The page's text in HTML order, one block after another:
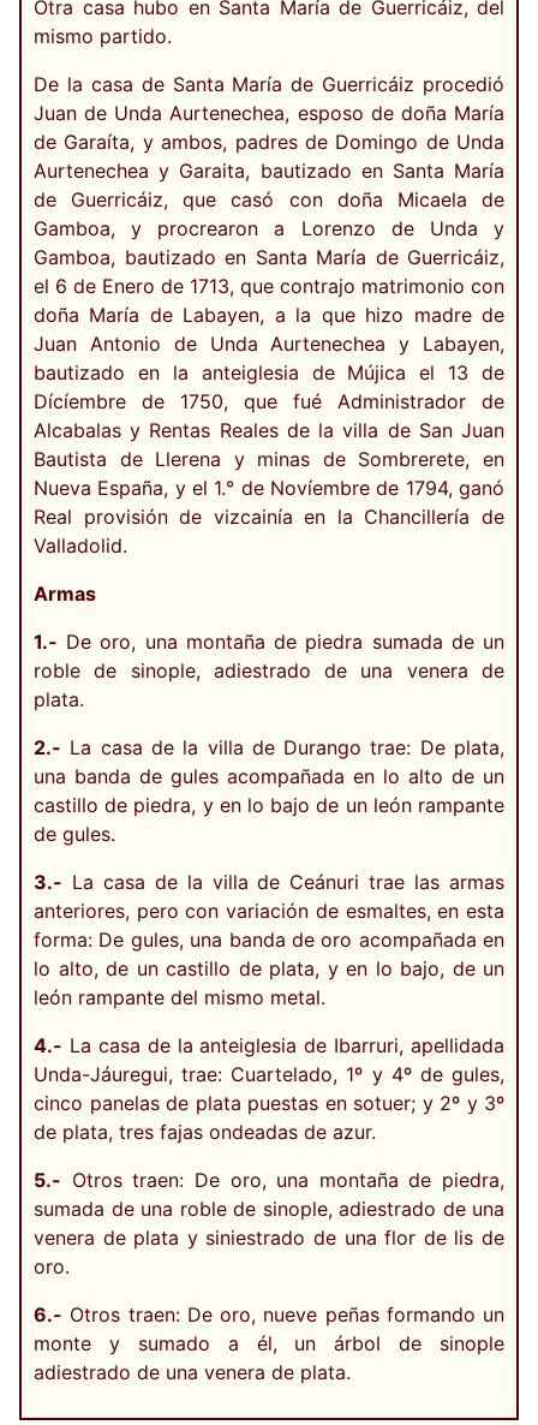
Otra casa hubo en Santa María de Guerricáiz, del
mismo partido.
De la casa de Santa María de Guerricáiz procedió
Juan de Unda Aurtenechea, esposo de doña María
de Garaíta, y ambos, padres de Domingo de Unda
Aurtenechea y Garaita, bautizado en Santa María
de Guerricáiz, que casó con doña Micaela de
Gamboa, y procrearon a Lorenzo de Unda y
Gamboa, bautizado en Santa María de Guerricáiz,
el 6 de Enero de 1713, que contrajo matrimonio con
doña María de Labayen, a la que hizo madre de
Juan Antonio de Unda Aurtenechea y Labayen,
bautizado en la anteiglesia de Mújica el 13 de
Dícíembre de 1750, que fué Administrador de
Alcabalas y Rentas Reales de la villa de San Juan
Bautista de Llerena y minas de Sombrerete, en
Nueva España, y el 1.° de Novíembre de 1794, ganó
Real provisión de vizcainía en la Chancillería de
Valladolid.
Armas
1.- De oro, una montaña de piedra sumada de un
roble de sinople, adiestrado de una venera de
plata.
2.- La casa de la villa de Durango trae: De plata,
una banda de gules acompañada en lo alto de un
castillo de piedra, y en lo bajo de un león rampante
de gules.
3.- La casa de la villa de Ceánuri trae las armas
anteriores, pero con variación de esmaltes, en esta
forma: De gules, una banda de oro acompañada en
lo alto, de un castillo de plata, y en lo bajo, de un
león rampante del mismo metal.
4.- La casa de la anteiglesia de Ibarruri, apellidada
Unda-Jáuregui, trae: Cuartelado, 1º y 4º de gules,
cinco panelas de plata puestas en sotuer; y 2º y 3º
de plata, tres fajas ondeadas de azur.
5.- Otros traen: De oro, una montaña de piedra,
sumada de una roble de sinople, adiestrado de una
venera de plata y siniestrado de una flor de lis de
oro.
6.- Otros traen: De oro, nueve peñas formando un
monte y sumado a él, un árbol de sinople
adiestrado de una venera de plata.